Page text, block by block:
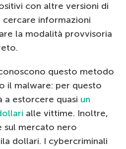
con altre versioni di
informazioni
la modalità provvisoria
questo metodo
il malware: per questo
a estorcere quasi un
alle vittime. Inoltre,
sul mercato nero
dollari. I cybercriminali